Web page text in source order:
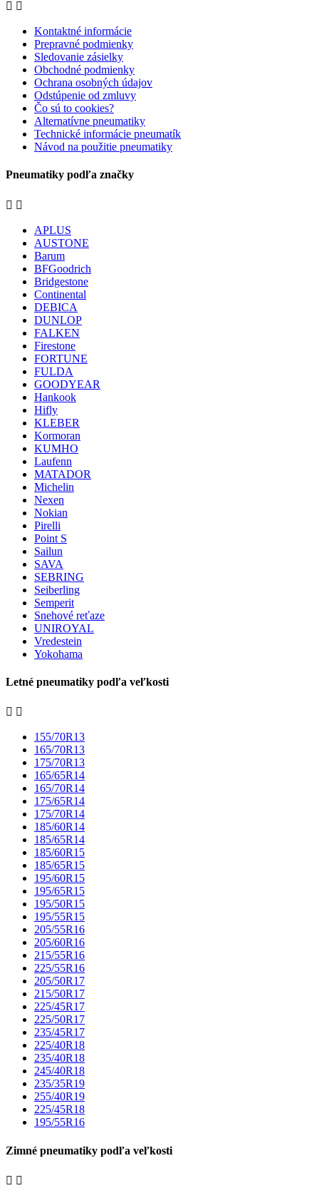
 
Kontaktné informácie
Prepravné podmienky
Sledovanie zásielky
Obchodné podmienky
Ochrana osobných údajov
Odstúpenie od zmluvy
Čo sú to cookies?
Alternatívne pneumatiky
Technické informácie pneumatík
Návod na použitie pneumatiky
Pneumatiky podľa značky
 
APLUS
AUSTONE
Barum
BFGoodrich
Bridgestone
Continental
DEBICA
DUNLOP
FALKEN
Firestone
FORTUNE
FULDA
GOODYEAR
Hankook
Hifly
KLEBER
Kormoran
KUMHO
Laufenn
MATADOR
Michelin
Nexen
Nokian
Pirelli
Point S
Sailun
SAVA
SEBRING
Seiberling
Semperit
Snehové reťaze
UNIROYAL
Vredestein
Yokohama
Letné pneumatiky podľa veľkosti
 
155/70R13
165/70R13
175/70R13
165/65R14
165/70R14
175/65R14
175/70R14
185/60R14
185/65R14
185/60R15
185/65R15
195/60R15
195/65R15
195/50R15
195/55R15
205/55R16
205/60R16
215/55R16
225/55R16
205/50R17
215/50R17
225/45R17
225/50R17
235/45R17
225/40R18
235/40R18
245/40R18
235/35R19
255/40R19
225/45R18
195/55R16
Zimné pneumatiky podľa veľkosti
 